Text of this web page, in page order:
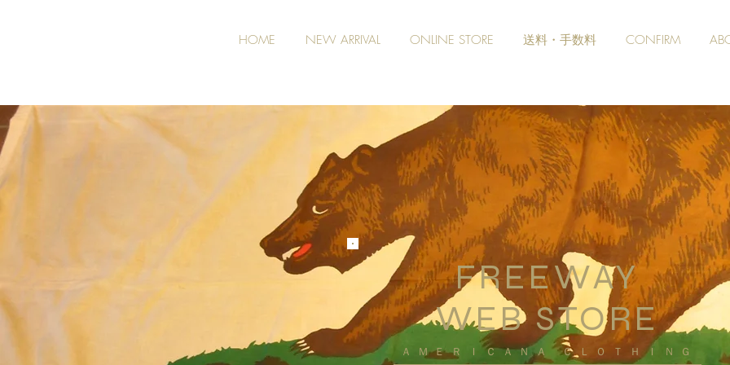
HOME NEW ARRIVAL ONLINE STORE 送料・手数料 CONFIRM
FREEWAY
WEB STORE
​ＡＭＥＲＩＣＡＮＡ ＣＬＯＴＨＩＮＧ